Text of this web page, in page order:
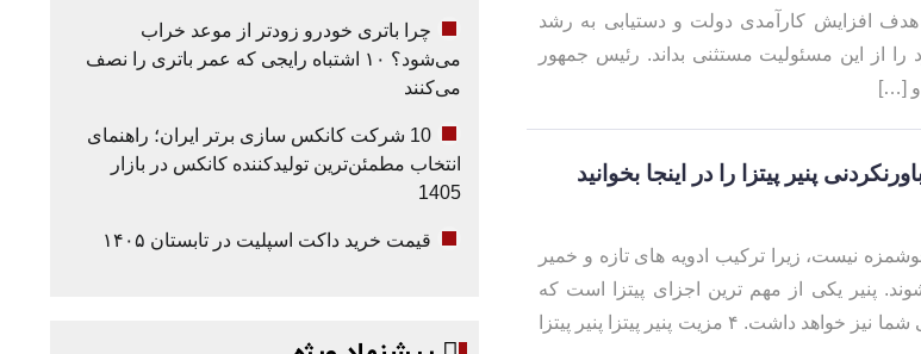
هدف افزایش کارآمدی دولت و دستیابی به رشد
را از این مسئولیت مستثنی بداند. رئیس جمهور
و […]
نیست، زیرا ترکیب ادویه های تازه و خمیر
پنیر یکی از مهم ترین اجزای پیتزا است که
علاوه بر طعم لذیذ آن، فواید زیادی برای سلامتی شما نیز خواهد داشت. ۴ مزیت پنیر پیتزا پنیر پیتزا
چرا باتری خودرو زودتر از موعد خراب
می‌شود؟ ۱۰ اشتباه رایجی که عمر باتری را نصف
می‌کنند
10 شرکت کانکس سازی برتر ایران؛ راهنمای
انتخاب مطمئن‌ترین تولیدکننده کانکس در بازار
1405
قیمت خرید داکت اسپلیت در تابستان ۱۴۰۵